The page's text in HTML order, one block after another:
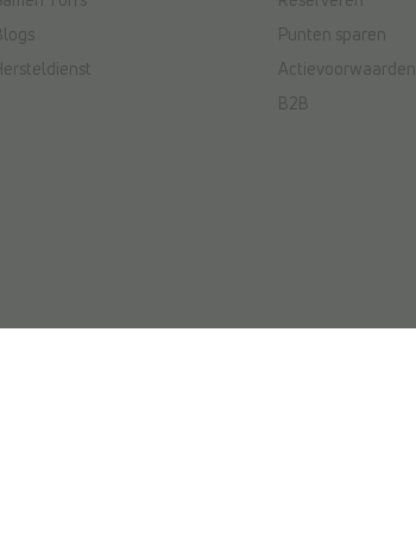
Punten sparen
Actievoorwaarden
B2B